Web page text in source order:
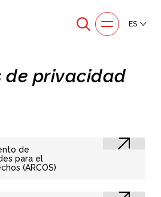
ES
de privacidad
de
para el
(ARCOS)